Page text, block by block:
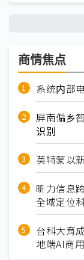
商情焦点
系统内部
屏南偏乡
识别
英特蒙以
昕力信息
全域定位
台科大育
地端AI商用